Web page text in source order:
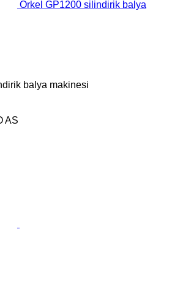
Orkel GP1200 silindirik balya
balya makinesi
AS